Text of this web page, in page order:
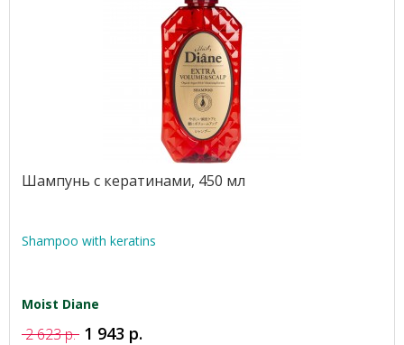
Шампунь с кератинами, 450 мл
Shampoo with keratins
Moist Diane
2 623 р. 1 943 р.